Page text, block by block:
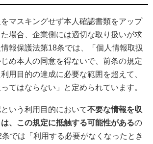
マスキングせず本人確認書類をアップ
場合、企業側には適切な取り扱いが求
報保護法第18条では、「個人情報取扱
め本人の同意を得ないで、前条の規定
用目的の達成に必要な範囲を超えて、
てはならない」と定められています。
いう利用目的において不要な情報を収
、この規定に抵触する可能性があるの
では「利用する必要がなくなったとき